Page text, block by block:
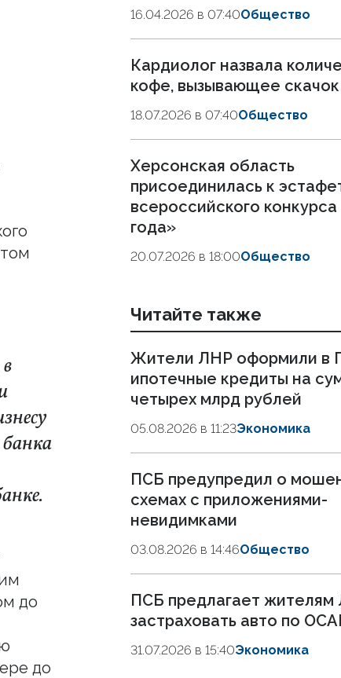
до
до
16.04.2026 в 07:40Общество
Кардиолог назвала
кофе, вызывающее
18.07.2026 в 07:40Общество
Херсонская область
присоединилась к
всероссийского
года»
20.07.2026 в 18:00Общество
Читайте также
Жители ЛНР оформили в
ипотечные кредиты на
четырех млрд рублей
05.08.2026 в 11:23Экономика
ПСБ предупредил о
схемах с приложениями-
невидимками
03.08.2026 в 14:46Общество
ПСБ предлагает
застраховать авто по
31.07.2026 в 15:40Экономика